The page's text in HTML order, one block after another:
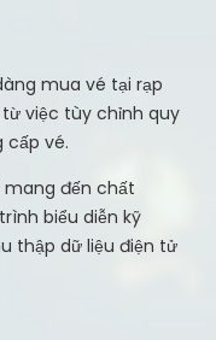
mua vé tại rạp
việc tùy chỉnh quy
cấp vé.
mang đến chất
biểu diễn kỹ
thập dữ liệu điện tử